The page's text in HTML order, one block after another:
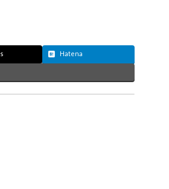
Hatena
載されました。